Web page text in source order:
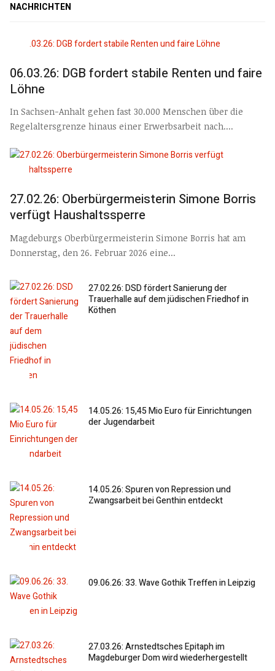
NACHRICHTEN
06.03.26: DGB fordert stabile Renten und faire
Löhne
In Sachsen-Anhalt gehen fast 30.000 Menschen über die
Regelaltersgrenze hinaus einer Erwerbsarbeit nach....
27.02.26: Oberbürgermeisterin Simone Borris
verfügt Haushaltssperre
Magdeburgs Oberbürgermeisterin Simone Borris hat am
Donnerstag, den 26. Februar 2026 eine...
27.02.26: DSD fördert Sanierung der
Trauerhalle auf dem jüdischen Friedhof in
Köthen
14.05.26: 15,45 Mio Euro für Einrichtungen
der Jugendarbeit
14.05.26: Spuren von Repression und
Zwangsarbeit bei Genthin entdeckt
09.06.26: 33. Wave Gothik Treffen in Leipzig
27.03.26: Arnstedtsches Epitaph im
Magdeburger Dom wird wiederhergestellt